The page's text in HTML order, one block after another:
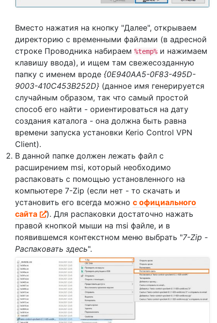
Вместо нажатия на кнопку "Далее", открываем
директорию с временными файлами (в адресной
строке Проводника набираем %temp% и нажимаем
клавишу ввода), и ищем там свежесозданную
папку с именем вроде {0E940AA5-0F83-495D-
9003-410C453B252D} (данное имя генерируется
случайным образом, так что самый простой
способ его найти - ориентироваться на дату
создания каталога - она должна быть равна
времени запуска установки Kerio Control VPN
Client).
В данной папке должен лежать файл с
расширением msi, который необходимо
распаковать с помощью установленного на
компьютере 7-Zip (если нет - то скачать и
установить его всегда можно с официального
сайта
). Для распаковки достаточно нажать
правой кнопкой мыши на msi файле, и в
появившемся контекстном меню выбрать "7-Zip -
Распаковать здесь".